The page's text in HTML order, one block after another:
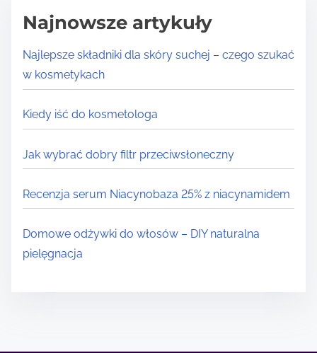
Najnowsze artykuły
Najlepsze składniki dla skóry suchej – czego szukać
w kosmetykach
Kiedy iść do kosmetologa
Jak wybrać dobry filtr przeciwsłoneczny
Recenzja serum Niacynobaza 25% z niacynamidem
Domowe odżywki do włosów – DIY naturalna
pielęgnacja